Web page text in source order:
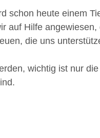
schon heute einem
auf Hilfe angewiesen,
die uns
wichtig ist nur